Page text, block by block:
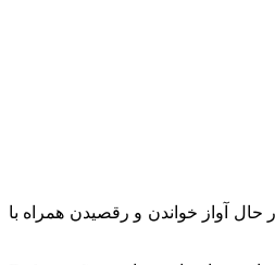
آواز خواندن و رقصیدن همراه با